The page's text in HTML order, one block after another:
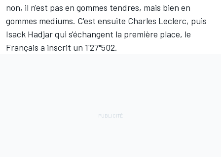
non, il n'est pas en gommes tendres, mais bien en
gommes mediums. C'est ensuite Charles Leclerc, puis
Isack Hadjar qui s'échangent la première place, le
Français a inscrit un 1'27"502.